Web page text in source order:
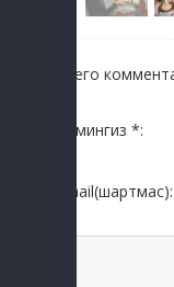
Всего
Исмингиз *:
Email(шартмас):